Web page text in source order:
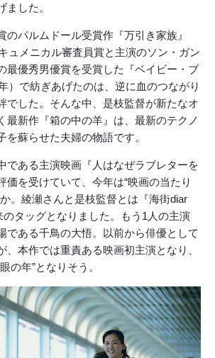
ました。
のパルムドール受賞作『万引き家族』
ュメニカル審査員賞と主演のソン・ガン
最優秀男優賞を受賞した『ベイビー・ブ
）で紡ぎあげたのは、逆に血のつながり
でした。そんな中、是枝監督が新たなオ
最新作『箱の中の羊』は、最新のテクノ
を蘇らせた夫婦の物語です。
である主演映画『人はなぜラブレターを
価を受けていて、今年は“映画の当たり
。綾瀬さんと是枝監督とは『海街diar
タッグとなりました。もう1人の主演
である千鳥の大悟。以前から俳優として
、本作では重責ある映画初主演となり、
の年”となりそう。